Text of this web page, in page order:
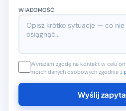
WIADOMOŚĆ
Wyrażam zgodę na kontakt w celu
moich danych osobowych zgodnie z
Wyślij